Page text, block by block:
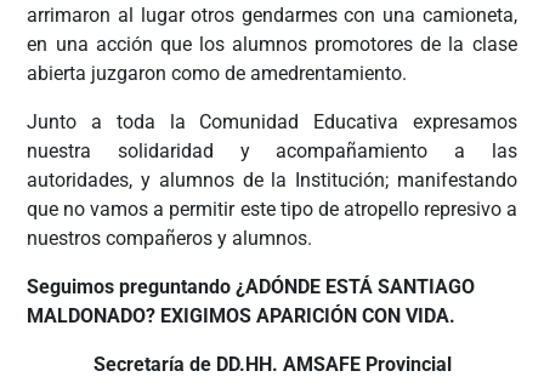
arrimaron al lugar otros gendarmes con una camioneta,
en una acción que los alumnos promotores de la clase
abierta juzgaron como de amedrentamiento.
Junto a toda la Comunidad Educativa expresamos
nuestra solidaridad y acompañamiento a las
autoridades, y alumnos de la Institución; manifestando
que no vamos a permitir este tipo de atropello represivo a
nuestros compañeros y alumnos.
Seguimos preguntando ¿ADÓNDE ESTÁ SANTIAGO
MALDONADO? EXIGIMOS APARICIÓN CON VIDA.
Secretaría de DD.HH. AMSAFE Provincial